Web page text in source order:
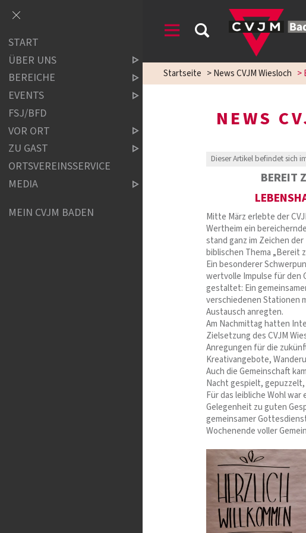
Startseite >News CVJM Wiesloch >
NEWS
Dieser Artikel befindet sich
BEREIT
Mitte März erlebte der
Wertheim ein
stand ganz im Zeichen
biblischen Thema „Bereit
Ein besonderer
wertvolle Impulse für den
gestaltet: Ein
verschiedenen Stationen
Austausch anregten.
Am Nachmittag hatten
Zielsetzung des CVJM
Anregungen für die
Kreativangebote,
Auch die Gemeinschaft
Nacht gespielt,
Für das leibliche Wohl
Gelegenheit zu guten
gemeinsamer
Wochenende voller
START
ÜBER UNS
BEREICHE
EVENTS
FSJ/BFD
VOR ORT
ZU GAST
ORTSVEREINSSERVICE
MEDIA
MEIN CVJM BADEN